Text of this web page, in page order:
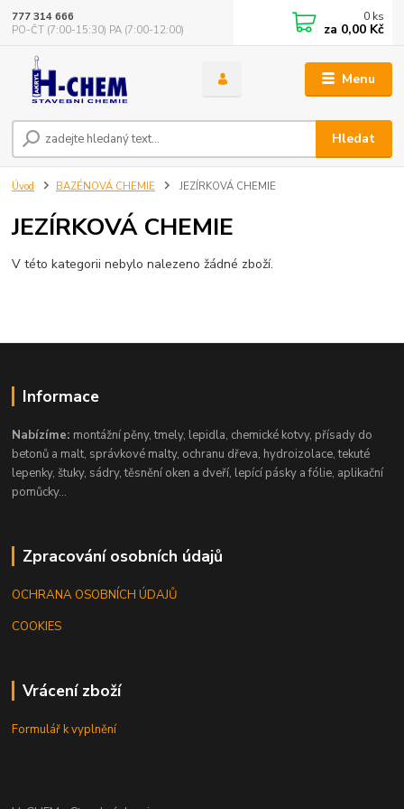
Menu
Hledat
777 314 666
PO-ČT (7:00-15:30) PA (7:00-12:00)
0 ks
za 0,00 Kč
Úvod BAZÉNOVÁ CHEMIE JEZÍRKOVÁ CHEMIE
JEZÍRKOVÁ CHEMIE
V této kategorii nebylo nalezeno žádné zboží.
Informace
Nabízíme: montážní pěny, tmely, lepidla, chemické kotvy, přísady do
betonů a malt, správkové malty, ochranu dřeva, hydroizolace, tekuté
lepenky, štuky, sádry, těsnění oken a dveří, lepící pásky a fólie, aplikační
pomůcky...
Zpracování osobních údajů
OCHRANA OSOBNÍCH ÚDAJŮ
COOKIES
Vrácení zboží
Formulář k vyplnění